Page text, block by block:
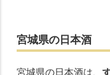
宮城県の日本酒
宮城県の日本酒は、